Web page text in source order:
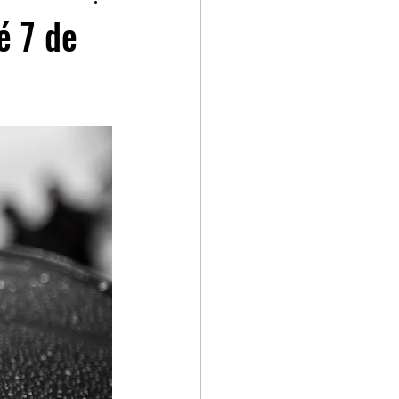
7 de